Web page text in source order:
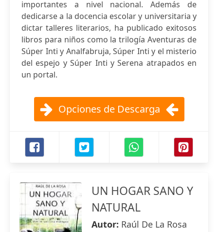
importantes a nivel nacional. Además de
dedicarse a la docencia escolar y universitaria y
dictar talleres literarios, ha publicado exitosos
libros para niños como la trilogía Aventuras de
Súper Inti y Analfabruja, Súper Inti y el misterio
del espejo y Súper Inti y Serena atrapados en
un portal.
Opciones de Descarga
UN HOGAR SANO Y
NATURAL
Autor: Raúl De La Rosa